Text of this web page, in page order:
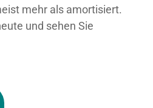
mehr als amortisiert.
und sehen Sie